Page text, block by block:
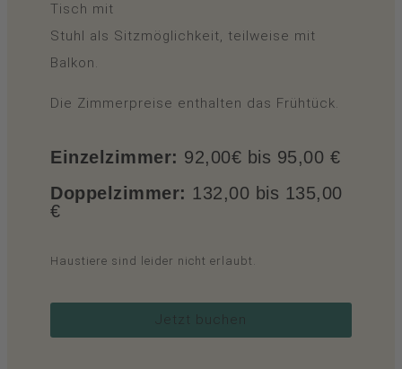
Tisch mit
Stuhl als Sitzmöglichkeit, teilweise mit
Balkon.
Die Zimmerpreise enthalten das Frühtück.
Einzelzimmer: 92,00€ bis 95,00 €
Doppelzimmer: 132,00 bis 135,00
€
Haustiere sind leider nicht erlaubt.
Jetzt buchen